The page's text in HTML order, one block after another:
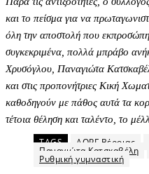
και το πείσμα για να
όλη την αποστολή που
συγκεκριμένα, πολλά μπράβο
Χρυσόγλου, Παναγιώτα
και στις προπονήτριες Κική
καθοδηγούν με πάθος αυτά τα
τέτοια θέληση και ταλέντο, το
TAGS ΑΟΡΓ Βέροιας
Παναγιώτα Κατσκαβέλη
Ρυθμική γυμναστική